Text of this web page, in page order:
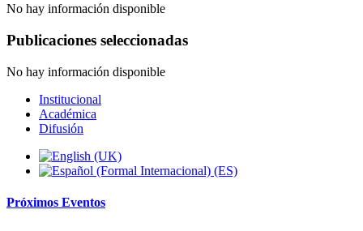
No hay información disponible
Publicaciones seleccionadas
No hay información disponible
Institucional
Académica
Difusión
Próximos Eventos